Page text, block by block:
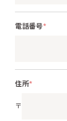
電話番号*
住所*
〒